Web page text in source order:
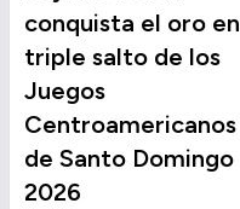
conquista el oro en
triple salto de los
Juegos
Centroamericanos
de Santo Domingo
2026